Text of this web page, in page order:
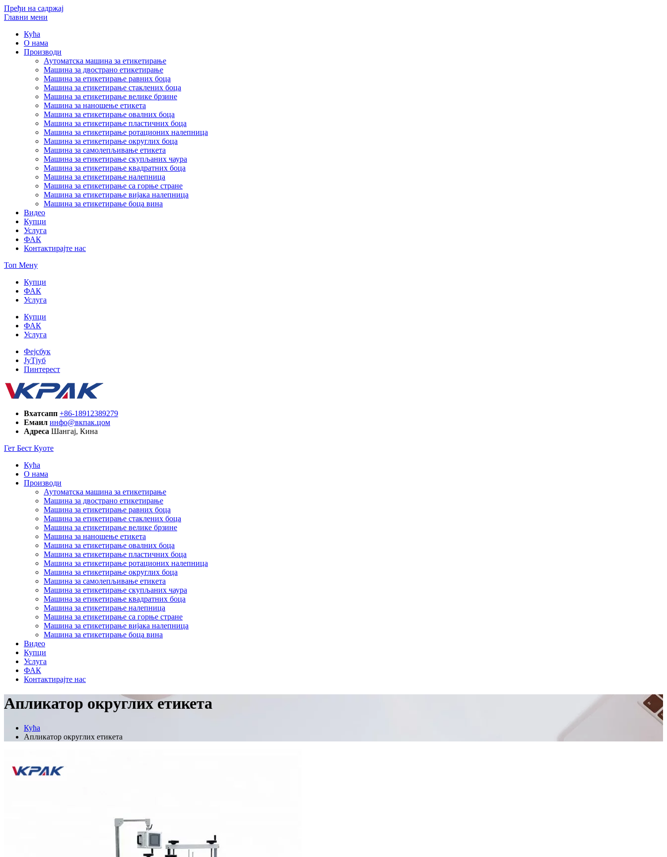
Пређи на садржај
Главни мени
Кућа
О нама
Производи
Аутоматска машина за етикетирање
Машина за двострано етикетирање
Машина за етикетирање равних боца
Машина за етикетирање стаклених боца
Машина за етикетирање велике брзине
Машина за наношење етикета
Машина за етикетирање овалних боца
Машина за етикетирање пластичних боца
Машина за етикетирање ротационих налепница
Машина за етикетирање округлих боца
Машина за самолепљивање етикета
Машина за етикетирање скупљаних чаура
Машина за етикетирање квадратних боца
Машина за етикетирање налепница
Машина за етикетирање са горње стране
Машина за етикетирање вијака налепница
Машина за етикетирање боца вина
Видео
Купци
Услуга
ФАК
Контактирајте нас
Топ Мену
Купци
ФАК
Услуга
Купци
ФАК
Услуга
Фејсбук
ЈуТјуб
Пинтерест
Вхатсапп +86-18912389279
Емаил инфо@вкпак.цом
Адреса Шангај, Кина
Гет Бест Куоте
Кућа
О нама
Производи
Аутоматска машина за етикетирање
Машина за двострано етикетирање
Машина за етикетирање равних боца
Машина за етикетирање стаклених боца
Машина за етикетирање велике брзине
Машина за наношење етикета
Машина за етикетирање овалних боца
Машина за етикетирање пластичних боца
Машина за етикетирање ротационих налепница
Машина за етикетирање округлих боца
Машина за самолепљивање етикета
Машина за етикетирање скупљаних чаура
Машина за етикетирање квадратних боца
Машина за етикетирање налепница
Машина за етикетирање са горње стране
Машина за етикетирање вијака налепница
Машина за етикетирање боца вина
Видео
Купци
Услуга
ФАК
Контактирајте нас
Апликатор округлих етикета
Кућа
Апликатор округлих етикета